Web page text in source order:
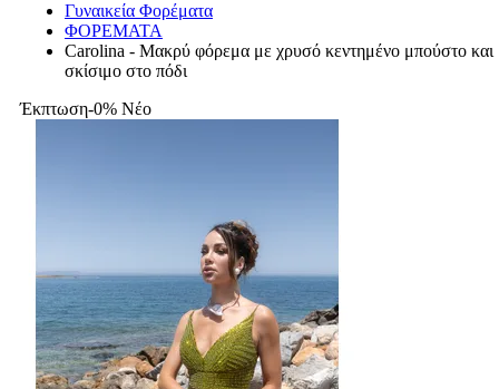
Γυναικεία Φορέματα
ΦΟΡΕΜΑΤΑ
Carolina - Μακρύ φόρεμα με χρυσό κεντημένο μπούστο και
σκίσιμο στο πόδι
Έκπτωση-0% Νέο